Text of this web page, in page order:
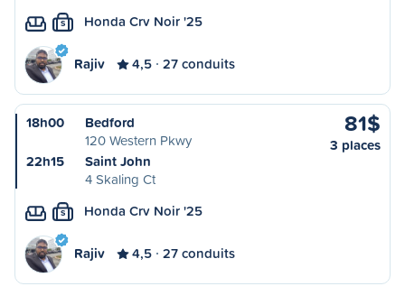
S Honda Crv Noir '25
Rajiv 4,5 27 conduits
18h00
Bedford
120 Western Pkwy
22h15
Saint John
4 Skaling Ct
81$
3 places
S Honda Crv Noir '25
Rajiv 4,5 27 conduits